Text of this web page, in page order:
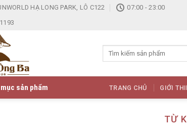
HẠ LONG PARK, LÔ C122
07:00 - 23:00
sản phẩm TRANG CHỦ GIỚI
TỪ